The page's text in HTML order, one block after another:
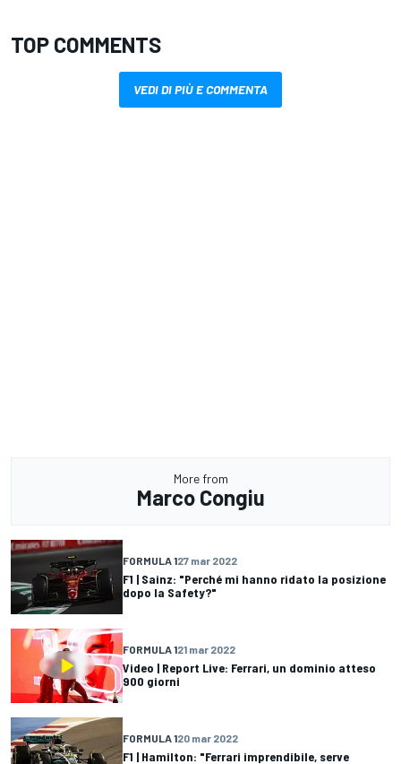
TOP COMMENTS
VEDI DI PIÙ E COMMENTA
More from
Marco Congiu
FORMULA 127 mar 2022
F1 | Sainz: "Perché mi hanno ridato la posizione
dopo la Safety?"
FORMULA 121 mar 2022
Video | Report Live: Ferrari, un dominio atteso
900 giorni
FORMULA 120 mar 2022
F1 | Hamilton: "Ferrari imprendibile, serve